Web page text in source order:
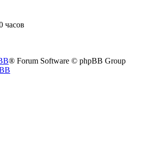
часов
® Forum Software © phpBB Group